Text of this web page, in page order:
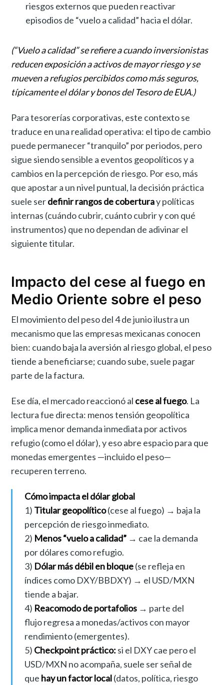
riesgos externos que pueden reactivar
episodios de “vuelo a calidad” hacia el dólar.
(“Vuelo a calidad” se refiere a cuando inversionistas
reducen exposición a activos de mayor riesgo y se
mueven a refugios percibidos como más seguros,
típicamente el dólar y bonos del Tesoro de EUA.)
Para tesorerías corporativas, este contexto se
traduce en una realidad operativa: el tipo de cambio
puede permanecer “tranquilo” por periodos, pero
sigue siendo sensible a eventos geopolíticos y a
cambios en la percepción de riesgo. Por eso, más
que apostar a un nivel puntual, la decisión práctica
suele serdefinir rangos de coberturay políticas
internas (cuándo cubrir, cuánto cubrir y con qué
instrumentos) que no dependan de adivinar el
siguiente titular.
Impacto del cese al fuego en
Medio Oriente sobre el peso
El movimiento del peso del 4 de junio ilustra un
mecanismo que las empresas mexicanas conocen
bien: cuando baja la aversión al riesgo global, el peso
tiende a beneficiarse; cuando sube, suele pagar
parte de la factura.
Ese día, el mercado reaccionó al cese al fuego. La
lectura fue directa: menos tensión geopolítica
implica menor demanda inmediata por activos
refugio (como el dólar), y eso abre espacio para que
monedas emergentes —incluido el peso—
recuperen terreno.
Cómo impacta el dólar global
1) Titular geopolítico(cese al fuego) → baja la
percepción de riesgo inmediato.
2) Menos “vuelo a calidad”→ cae la demanda
por dólares como refugio.
3) Dólar más débil en bloque(se refleja en
índices como DXY/BBDXY) → el USD/MXN
tiende a bajar.
4) Reacomodo de portafolios→ parte del
flujo regresa a monedas/activos con mayor
rendimiento (emergentes).
5) Checkpoint práctico: si el DXY cae pero el
USD/MXN no acompaña, suele ser señal de
que hay un factor local(datos, política, riesgo